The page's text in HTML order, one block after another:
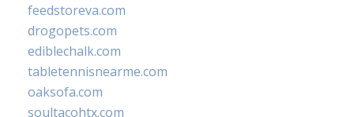
feedstoreva.com
drogopets.com
ediblechalk.com
tabletennisnearme.com
oaksofa.com
soultacohtx.com